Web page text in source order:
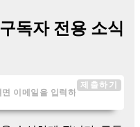
독자 전용 소식
제출하기